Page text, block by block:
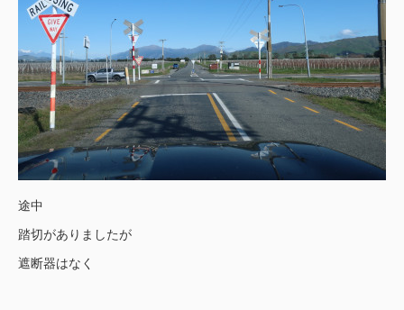
途中
踏切がありましたが
遮断器はなく